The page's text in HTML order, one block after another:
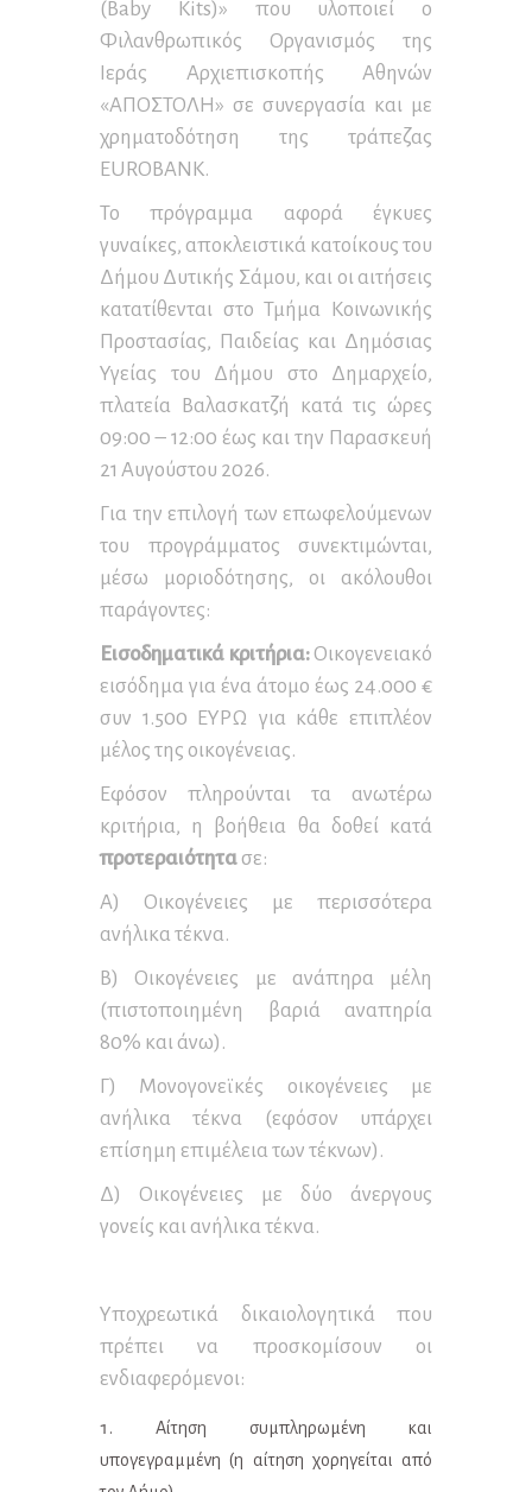
(Baby Kits)» που υλοποιεί ο
Φιλανθρωπικός Οργανισμός της
Ιεράς Αρχιεπισκοπής Αθηνών
«ΑΠΟΣΤΟΛΗ» σε συνεργασία και με
χρηματοδότηση της τράπεζας
EUROBANK.
Το πρόγραμμα αφορά έγκυες
γυναίκες, αποκλειστικά κατοίκους του
Δήμου Δυτικής Σάμου, και οι αιτήσεις
κατατίθενται στο Τμήμα Κοινωνικής
Προστασίας, Παιδείας και Δημόσιας
Υγείας του Δήμου στο Δημαρχείο,
πλατεία Βαλασκατζή κατά τις ώρες
09:00 – 12:00 έως και την Παρασκευή
21 Αυγούστου 2026.
Για την επιλογή των επωφελούμενων
του προγράμματος συνεκτιμώνται,
μέσω μοριοδότησης, οι ακόλουθοι
παράγοντες:
Εισοδηματικά κριτήρια:Οικογενειακό
εισόδημα για ένα άτομο έως 24.000 €
συν 1.500 ΕΥΡΩ για κάθε επιπλέον
μέλος της οικογένειας.
Εφόσον πληρούνται τα ανωτέρω
κριτήρια, η βοήθεια θα δοθεί κατά
προτεραιότητα σε:
Α) Οικογένειες με περισσότερα
ανήλικα τέκνα.
Β) Οικογένειες με ανάπηρα μέλη
(πιστοποιημένη βαριά αναπηρία
80% και άνω).
Γ) Μονογονεϊκές οικογένειες με
ανήλικα τέκνα (εφόσον υπάρχει
επίσημη επιμέλεια των τέκνων).
Δ) Οικογένειες με δύο άνεργους
γονείς και ανήλικα τέκνα.
Υποχρεωτικά δικαιολογητικά που
πρέπει να προσκομίσουν οι
ενδιαφερόμενοι:
Αίτηση συμπληρωμένη και
υπογεγραμμένη (η αίτηση χορηγείται από